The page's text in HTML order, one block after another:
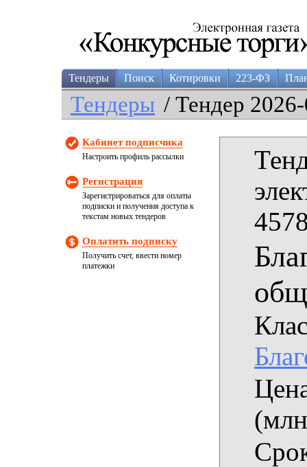
Тендеры Поиск Котировки 223-ФЗ
Тендеры / Тендер
Кабинет подписчика
Настроить профиль рассылки
Регистрация
Зарегистрироваться для оплаты
подписки и получения доступа к
текстам новых тендеров
Оплатить подписку
Получить счет, ввести номер
платежки